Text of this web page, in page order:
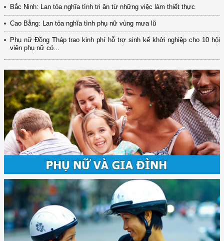
Bắc Ninh: Lan tỏa nghĩa tình tri ân từ những việc làm thiết thực
Cao Bằng: Lan tỏa nghĩa tình phụ nữ vùng mưa lũ
Phụ nữ Đồng Tháp trao kinh phí hỗ trợ sinh kế khởi nghiệp cho 10 hội
viên phụ nữ có...